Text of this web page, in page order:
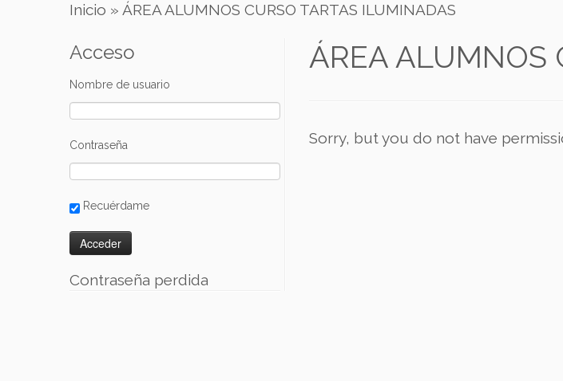
Inicio » ÁREA ALUMNOS CURSO TARTAS ILUMINADAS
Acceso
Nombre de usuario
Contraseña
Recuérdame
Contraseña perdida
ÁREA ALUMNOS
Sorry, but you do not have